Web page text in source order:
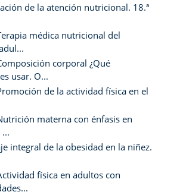
de la atención nutricional. 18.ª
médica nutricional del
corporal ¿Qué
usar. O...
de la actividad física en el
materna con énfasis en
integral de la obesidad en la niñez.
física en adultos con